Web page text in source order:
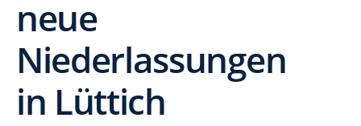
neue
Niederlassungen
in Lüttich